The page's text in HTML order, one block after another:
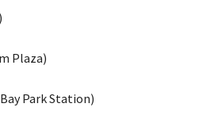
Plaza)
Park Station)